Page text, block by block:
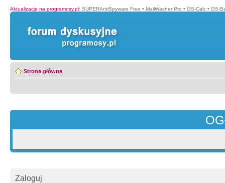
Aktualizacje na programosy.pl: SUPERAntiSpyware Free • MailWasher Pro • GS-Calc • GS-
Strona główna
Zaloguj